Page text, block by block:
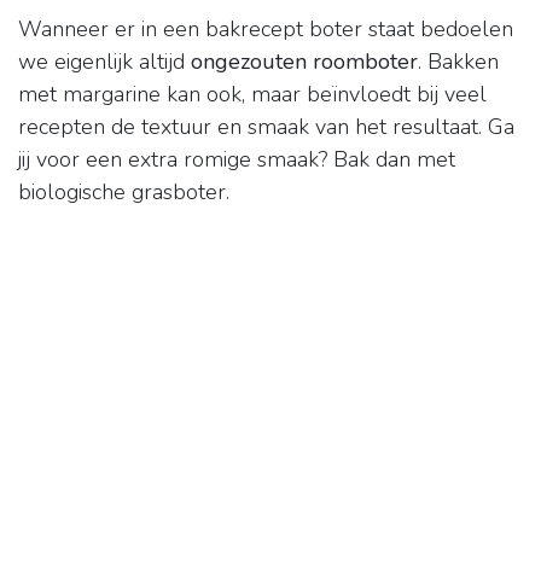
Wanneer er in een bakrecept boter staat bedoelen
we eigenlijk altijd ongezouten roomboter. Bakken
met margarine kan ook, maar beïnvloedt bij veel
recepten de textuur en smaak van het resultaat. Ga
jij voor een extra romige smaak? Bak dan met
biologische grasboter.